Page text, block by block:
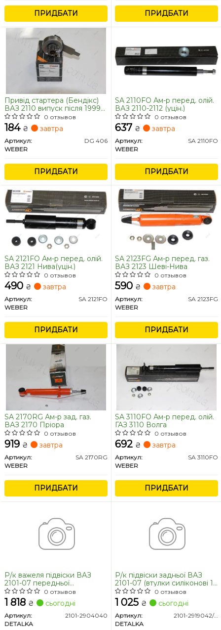
ПРИДБАТИ ПРИДБАТИ
Привід стартера (Бендікс)
ВАЗ 2110 випуск після 1999
р. (052.18.600)0 отзывов
184 ₴ завтра
Артикул:
DG 406
WEBER
ПРИДБАТИ
SA 2110FO Ам-р перед. олій.
ВАЗ 2110-2112 (уцін.)
0 отзывов
637 ₴ завтра
Артикул:
SA 2110FO
WEBER
ПРИДБАТИ
SA 2121FO Ам-р перед. олій.
ВАЗ 2121 Нива(уцін.)
0 отзывов
490 ₴ завтра
Артикул:
SA 2121FO
WEBER
ПРИДБАТИ
SA 2123FG Ам-р перед. газ.
ВАЗ 2123 Шеві-Нива
0 отзывов
590 ₴ завтра
Артикул:
SA 2123FG
WEBER
ПРИДБАТИ
SA 2170RG Ам-р зад. газ.
ВАЗ 2170 Пріора
0 отзывов
919 ₴ завтра
Артикул:
SA 2170RG
WEBER
ПРИДБАТИ
SA 3110FO Ам-р перед. олій.
ГАЗ 3110 Волга
0 отзывов
692 ₴ завтра
Артикул:
SA 3110FO
WEBER
ПРИДБАТИ
Р/к важеля підвіски ВАЗ
2101-07 передньої
(верхній+нижній, комплект
4+4 штуки))) (DETALKA)
0 отзывов
1 818 ₴ сьогодні
Артикул:
2101-2904040
DETALKA
Р/к підвіски задньої ВАЗ
2101-07 (втулки силіконові 10
штук, втулки розпірні 10
штук) (DETALKA)
0 отзывов
1 025 ₴ сьогодні
Артикул:
2101-2919042/30/108
DETALKA